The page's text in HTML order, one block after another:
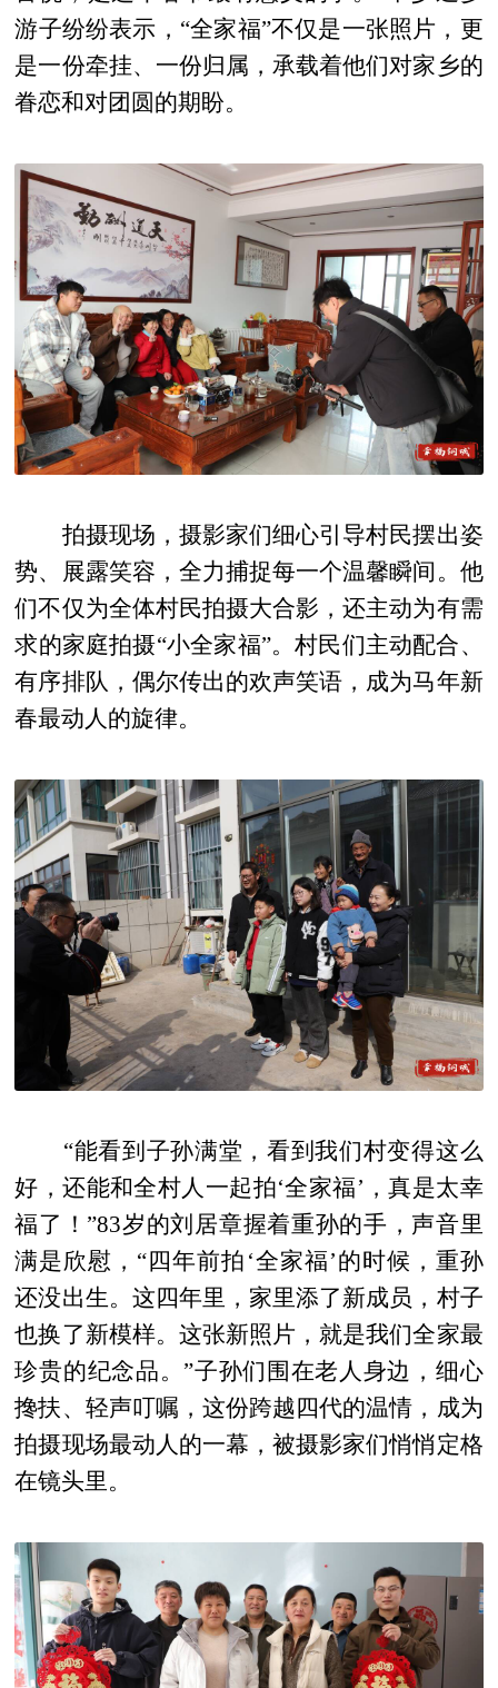
游子纷纷表示，“全家福”不仅是一张照片，更
是一份牵挂、一份归属，承载着他们对家乡的
眷恋和对团圆的期盼。
拍摄现场，摄影家们细心引导村民摆出姿
势、展露笑容，全力捕捉每一个温馨瞬间。他
们不仅为全体村民拍摄大合影，还主动为有需
求的家庭拍摄“小全家福”。村民们主动配合、
有序排队，偶尔传出的欢声笑语，成为马年新
春最动人的旋律。
“能看到子孙满堂，看到我们村变得这么
好，还能和全村人一起拍‘全家福’，真是太幸
福了！”83岁的刘居章握着重孙的手，声音里
满是欣慰，“四年前拍‘全家福’的时候，重孙
还没出生。这四年里，家里添了新成员，村子
也换了新模样。这张新照片，就是我们全家最
珍贵的纪念品。”子孙们围在老人身边，细心
搀扶、轻声叮嘱，这份跨越四代的温情，成为
拍摄现场最动人的一幕，被摄影家们悄悄定格
在镜头里。